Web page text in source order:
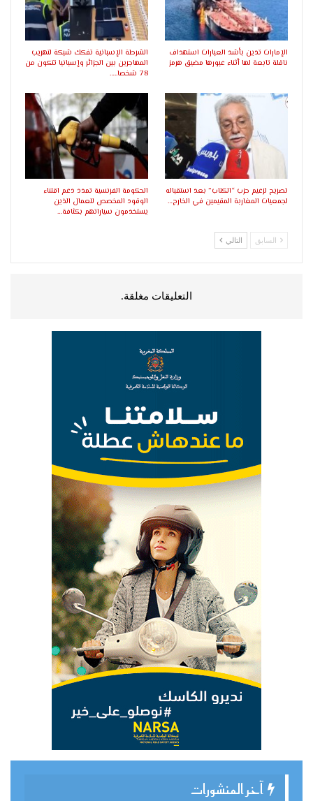
الإمارات تدين بأشد العبارات استهداف
ناقلة تابعة لها أثناء عبورها مضيق هرمز
الشرطة الإسبانية تفكك شبكة لتهريب
المهاجرين بين الجزائر وإسبانيا تتكون من
78 شخصا..…
تصريح لزعيم حزب “الكتاب” بعد استقباله
لجمعيات المغاربة المقيمين في الخارج…
الحكومة الفرنسية تمدد دعم اقتناء
الوقود المخصص للعمال الذين
يستخدمون سياراتهم بكثافة…
السابق التالي
التعليقات مغلقة.
آخر المنشورات